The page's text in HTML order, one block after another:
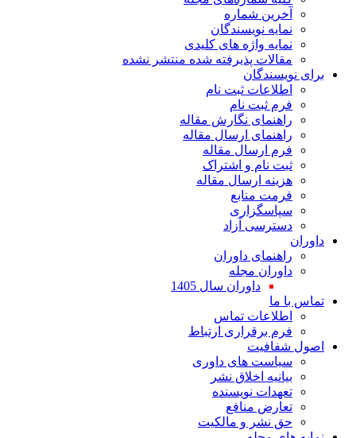
شماره
نویسندگان
واژه های کلیدی
پذیرفته شده منتشر نشده
ثبت نام
نگارش مقاله
ارسال مقاله
ارسال مقاله
نام و اشتراک
ارسال مقاله
آزاد
داوران
مجله
داوران سال 1405
تماس
برقراری ارتباط
های داوری
اخلاق نشر
نویسنده
منافع
نشر و مالکیت